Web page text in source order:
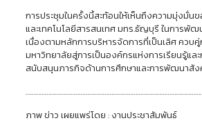
การประชุมในครั้งนี้สะท้อนให้เห็นถึงความมุ่งมั่น
และเทคโนโลยีสารสนเทศ มทร.ธัญบุรี ในการพั
เนื่องตามหลักการบริหารจัดการที่เป็นเลิศ ควบ
มหาวิทยาลัยสู่การเป็นองค์กรแห่งการเรียนรู้แ
สนับสนุนภารกิจด้านการศึกษาและการพัฒนาสังค
ภาพ ข่าว เผยแพร่โดย : งานประชาสัมพันธ์